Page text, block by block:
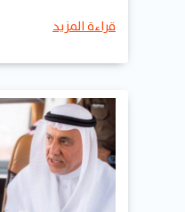
قراءة المزيد